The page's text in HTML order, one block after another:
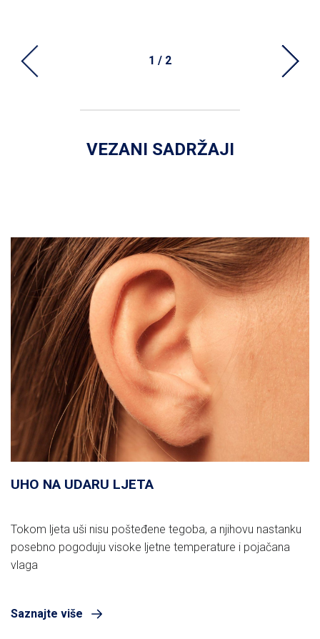
1 / 2
VEZANI SADRŽAJI
UHO NA UDARU LJETA
Tokom ljeta uši nisu pošteđene tegoba, a njihovu nastanku
posebno pogoduju visoke ljetne temperature i pojačana
vlaga
Saznajte više